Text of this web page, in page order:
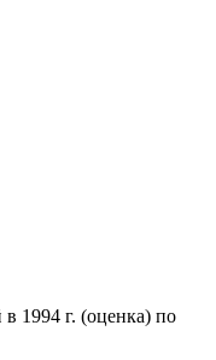
1994 г. (оценка) по